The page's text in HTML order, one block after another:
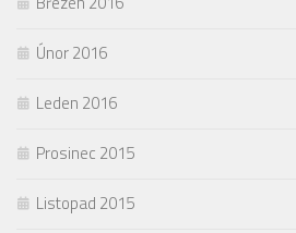
Únor 2016
Leden 2016
Prosinec 2015
Listopad 2015